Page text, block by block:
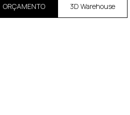
ORÇAMENTO 3D Warehouse